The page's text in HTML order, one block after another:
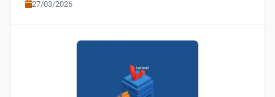
27/03/2026